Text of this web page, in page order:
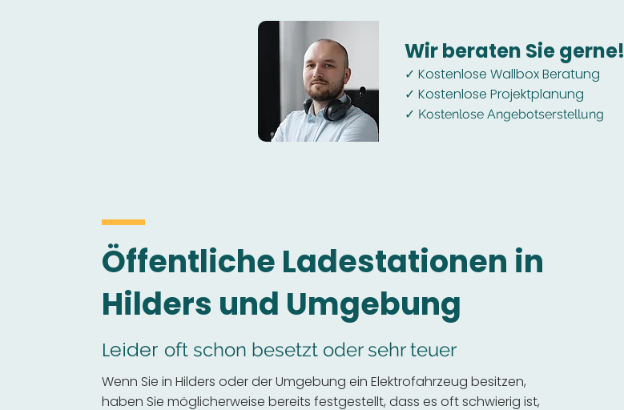
Wir beraten Sie gerne!
✓ Kostenlose Wallbox Beratung
✓ Kostenlose Projektplanung
✓ Kostenlose Angebotserstellung
Öffentliche Ladestationen in
Hilders und Umgebung
Leider oft schon besetzt oder sehr teuer
Wenn Sie in Hilders oder der Umgebung ein Elektrofahrzeug besitzen,
haben Sie möglicherweise bereits festgestellt, dass es oft schwierig ist,